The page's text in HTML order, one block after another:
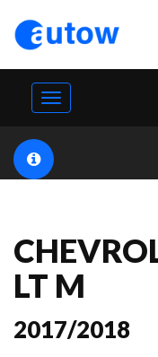
Toggle
navigation
LT M
2017/2018